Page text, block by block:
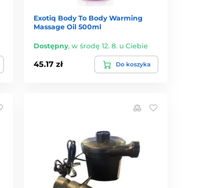
Exotiq Body To Body Warming
Massage Oil 500ml
Dostępny,w środę 12. 8. u Ciebie
45.17 zł Do koszyka